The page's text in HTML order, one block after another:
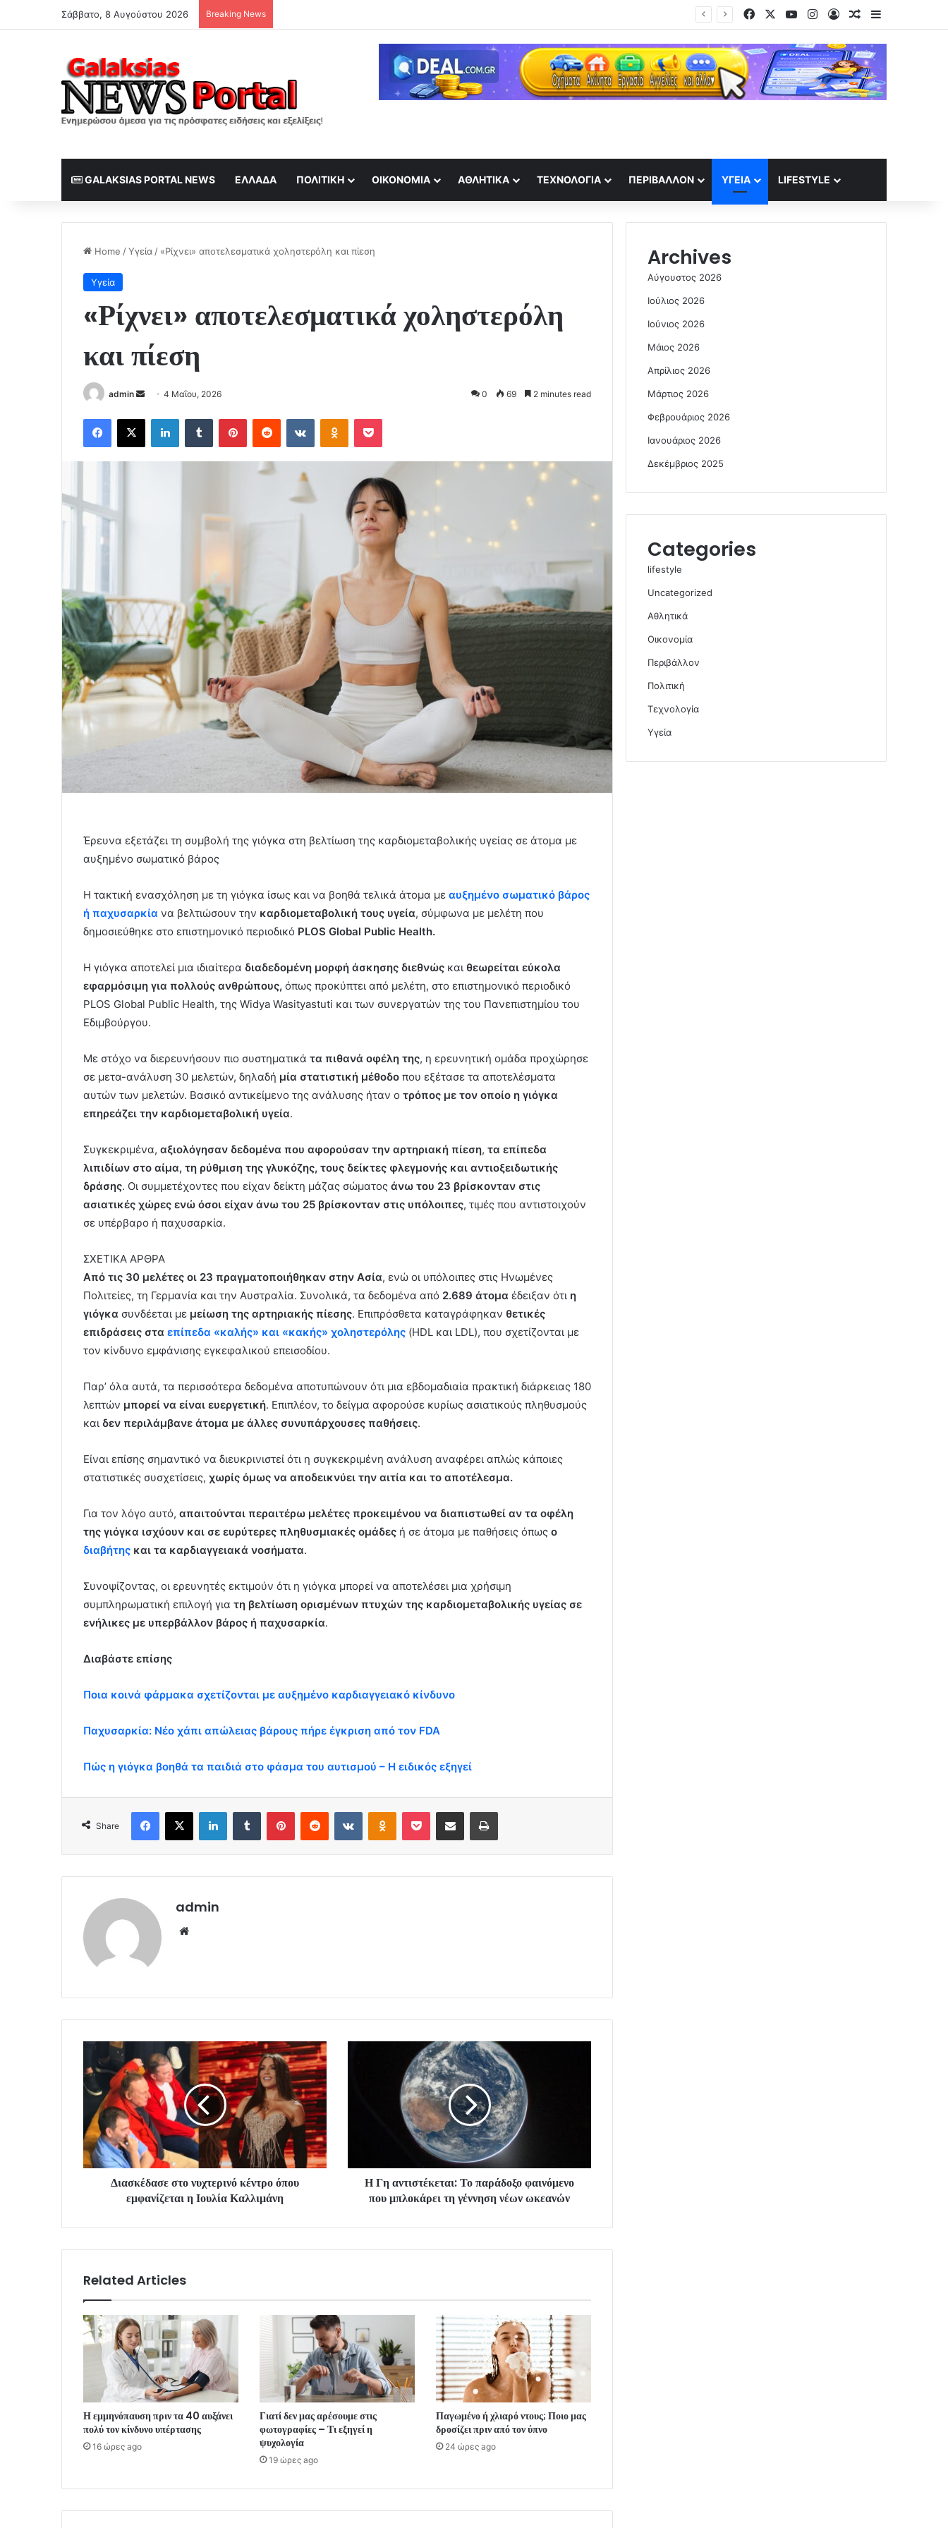
Σάββατο, 8 Αυγούστου 2026 Breaking News FacebookYouTubeInstagram
Log InRandom Article
Sidebar
GALAKSIAS PORTAL NEWS ΕΛΛΆΔΑ ΠΟΛΙΤΙΚΉ ΟΙΚΟΝΟΜΊΑ ΑΘΛΗΤΙΚΆ ΤΕΧΝΟΛΟΓΊΑ ΠΕΡΙΒΆΛΛΟΝ ΥΓΕΊΑ LIFESTYLE
Home /Υγεία / «Ρίχνει» αποτελεσματικά χοληστερόλη και πίεση
Υγεία
«Ρίχνει» αποτελεσματικά χοληστερόλη
και πίεση
admin
Send
email
4 Μαΐου, 2026 0 69 2 minutes read
Facebook
X LinkedInTumblr PinterestReddit VKontakteOdnoklassniki
Pocket
Έρευνα εξετάζει τη συμβολή της γιόγκα στη βελτίωση της καρδιομεταβολικής υγείας σε άτομα με
αυξημένο σωματικό βάρος
Η τακτική ενασχόληση με τη γιόγκα ίσως και να βοηθά τελικά άτομα με αυξημένο σωματικό βάρος
ή παχυσαρκία να βελτιώσουν την καρδιομεταβολική τους υγεία, σύμφωνα με μελέτη που
δημοσιεύθηκε στο επιστημονικό περιοδικό PLOS Global Public Health.
Η γιόγκα αποτελεί μια ιδιαίτερα διαδεδομένη μορφή άσκησης διεθνώς και θεωρείται εύκολα
εφαρμόσιμη για πολλούς ανθρώπους, όπως προκύπτει από μελέτη, στο επιστημονικό περιοδικό
PLOS Global Public Health, της Widya Wasityastuti και των συνεργατών της του Πανεπιστημίου του
Εδιμβούργου.
Με στόχο να διερευνήσουν πιο συστηματικά τα πιθανά οφέλη της, η ερευνητική ομάδα προχώρησε
σε μετα-ανάλυση 30 μελετών, δηλαδή μία στατιστική μέθοδο που εξέτασε τα αποτελέσματα
αυτών των μελετών. Βασικό αντικείμενο της ανάλυσης ήταν ο τρόπος με τον οποίο η γιόγκα
επηρεάζει την καρδιομεταβολική υγεία.
Συγκεκριμένα, αξιολόγησαν δεδομένα που αφορούσαν την αρτηριακή πίεση, τα επίπεδα
λιπιδίων στο αίμα, τη ρύθμιση της γλυκόζης, τους δείκτες φλεγμονής και αντιοξειδωτικής
δράσης. Οι συμμετέχοντες που είχαν δείκτη μάζας σώματος άνω του 23 βρίσκονταν στις
ασιατικές χώρες ενώ όσοι είχαν άνω του 25 βρίσκονταν στις υπόλοιπες, τιμές που αντιστοιχούν
σε υπέρβαρο ή παχυσαρκία.
ΣΧΕΤΙΚΑ ΑΡΘΡΑ
Από τις 30 μελέτες οι 23 πραγματοποιήθηκαν στην Ασία, ενώ οι υπόλοιπες στις Ηνωμένες
Πολιτείες, τη Γερμανία και την Αυστραλία. Συνολικά, τα δεδομένα από 2.689 άτομα έδειξαν ότι η
γιόγκα συνδέεται με μείωση της αρτηριακής πίεσης. Επιπρόσθετα καταγράφηκαν θετικές
επιδράσεις στα επίπεδα «καλής» και «κακής» χοληστερόλης (HDL και LDL), που σχετίζονται με
τον κίνδυνο εμφάνισης εγκεφαλικού επεισοδίου.
Παρ’ όλα αυτά, τα περισσότερα δεδομένα αποτυπώνουν ότι μια εβδομαδιαία πρακτική διάρκειας 180
λεπτών μπορεί να είναι ευεργετική. Επιπλέον, το δείγμα αφορούσε κυρίως ασιατικούς πληθυσμούς
και δεν περιλάμβανε άτομα με άλλες συνυπάρχουσες παθήσεις.
Είναι επίσης σημαντικό να διευκρινιστεί ότι η συγκεκριμένη ανάλυση αναφέρει απλώς κάποιες
στατιστικές συσχετίσεις, χωρίς όμως να αποδεικνύει την αιτία και το αποτέλεσμα.
Για τον λόγο αυτό, απαιτούνται περαιτέρω μελέτες προκειμένου να διαπιστωθεί αν τα οφέλη
της γιόγκα ισχύουν και σε ευρύτερες πληθυσμιακές ομάδες ή σε άτομα με παθήσεις όπως ο
διαβήτης και τα καρδιαγγειακά νοσήματα.
Συνοψίζοντας, οι ερευνητές εκτιμούν ότι η γιόγκα μπορεί να αποτελέσει μια χρήσιμη
συμπληρωματική επιλογή για τη βελτίωση ορισμένων πτυχών της καρδιομεταβολικής υγείας σε
ενήλικες με υπερβάλλον βάρος ή παχυσαρκία.
Διαβάστε επίσης
Ποια κοινά φάρμακα σχετίζονται με αυξημένο καρδιαγγειακό κίνδυνο
Παχυσαρκία: Νέο χάπι απώλειας βάρους πήρε έγκριση από τον FDA
Πώς η γιόγκα βοηθά τα παιδιά στο φάσμα του αυτισμού – Η ειδικός εξηγεί
Share
Facebook
X LinkedInTumblr PinterestReddit VKontakteOdnoklassniki
Pocket Share via Email Print
admin
Διασκέδασε στο νυχτερινό κέντρο όπου
εμφανίζεται η Ιουλία Καλλιμάνη
Η Γη αντιστέκεται: Το παράδοξο φαινόμενο
που μπλοκάρει τη γέννηση νέων ωκεανών
Related Articles
Η εμμηνόπαυση πριν τα 40 αυξάνει
πολύ τον κίνδυνο υπέρτασης
16 ώρες ago
Γιατί δεν μας αρέσουμε στις
φωτογραφίες – Τι εξηγεί η
ψυχολογία
19 ώρες ago
Παγωμένο ή χλιαρό ντους; Ποιο μας
δροσίζει πριν από τον ύπνο
24 ώρες ago
Archives
Αύγουστος 2026
Ιούλιος 2026
Ιούνιος 2026
Μάιος 2026
Απρίλιος 2026
Μάρτιος 2026
Φεβρουάριος 2026
Ιανουάριος 2026
Δεκέμβριος 2025
Categories
lifestyle
Uncategorized
Αθλητικά
Οικονομία
Περιβάλλον
Πολιτική
Τεχνολογία
Υγεία